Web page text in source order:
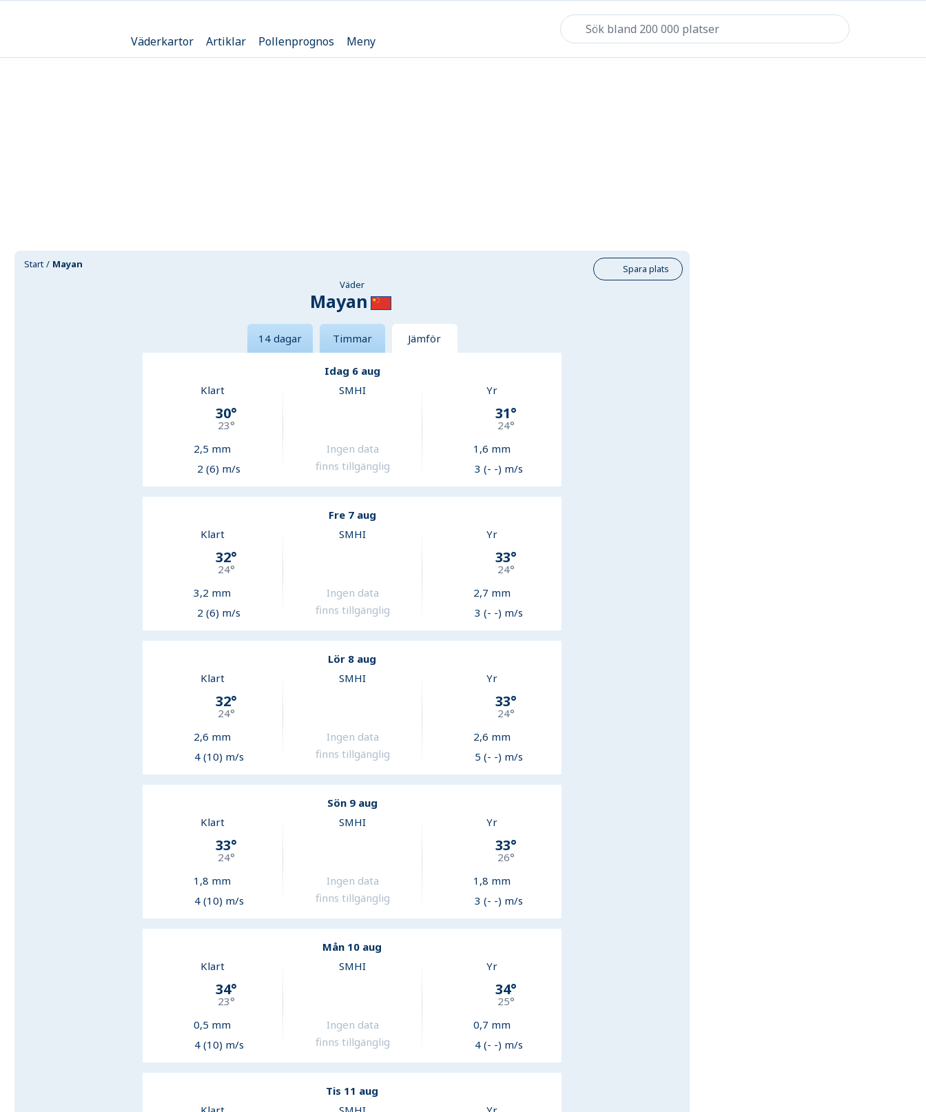
Väderkartor Artiklar Pollenprognos Meny
Start Mayan
Spara plats
Väder
Mayan
14 dagar Timmar Jämför
Idag 6 aug
Klart
30°
23°
2,5 mm
2 (6) m/s
SMHI
Ingen data
finns tillgänglig
Yr
31°
24°
1,6 mm
3 (- -) m/s
Fre 7 aug
Klart
32°
24°
3,2 mm
2 (6) m/s
SMHI
Ingen data
finns tillgänglig
Yr
33°
24°
2,7 mm
3 (- -) m/s
Lör 8 aug
Klart
32°
24°
2,6 mm
4 (10) m/s
SMHI
Ingen data
finns tillgänglig
Yr
33°
24°
2,6 mm
5 (- -) m/s
Sön 9 aug
Klart
33°
24°
1,8 mm
4 (10) m/s
SMHI
Ingen data
finns tillgänglig
Yr
33°
26°
1,8 mm
3 (- -) m/s
Mån 10 aug
Klart
34°
23°
0,5 mm
4 (10) m/s
SMHI
Ingen data
finns tillgänglig
Yr
34°
25°
0,7 mm
4 (- -) m/s
Tis 11 aug